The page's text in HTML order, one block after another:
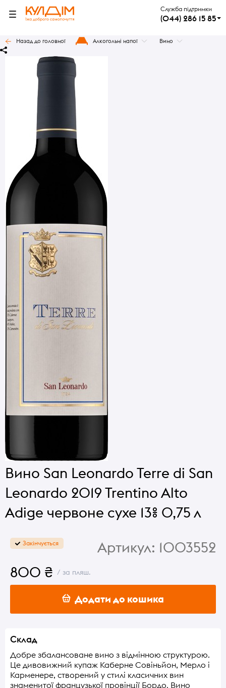
Служба підтримки
(044) 286 15 85
Назад до головної Алкогольні напої Вино
Вино San Leonardo Terre di San
Leonardo 2019 Trentino Alto
Adige червоне сухе 13% 0,75 л
Закінчується Артикул: 1003552
800 ₴ / за пляш.
Додати до кошика
Склад
Добре збалансоване вино з відмінною структурою.
Це дивовижний купаж Каберне Совіньйон, Мерло і
Карменере, створений у стилі класичних вин
знаменитої французької провінції Бордо. Вино